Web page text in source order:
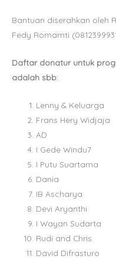
Bantuan diserahkan oleh
Fedy Romamti
Daftar donatur untuk
adalah sbb:
Lenny & Keluarga
Frans Hery Widjaja
AD
I Gede Windu7
I Putu Suartama
Dania
IB Ascharya
Devi Aryanthi
I Wayan Sudarta
Rudi and Chris
David Difrasturo